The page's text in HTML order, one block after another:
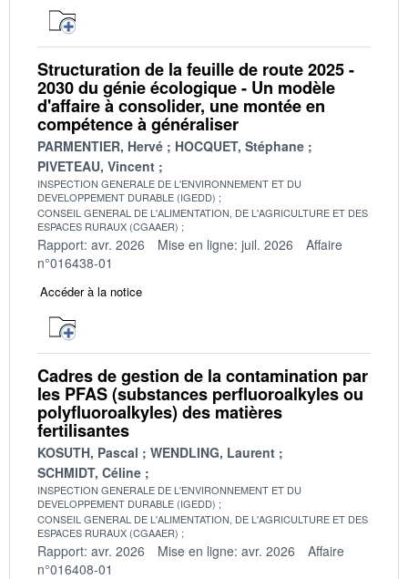
Structuration de la feuille de route 2025 -
2030 du génie écologique - Un modèle
d'affaire à consolider, une montée en
compétence à généraliser
PARMENTIER, Hervé
HOCQUET, Stéphane
PIVETEAU, Vincent
INSPECTION GENERALE DE L'ENVIRONNEMENT ET DU
DEVELOPPEMENT DURABLE (IGEDD)
CONSEIL GENERAL DE L'ALIMENTATION, DE L'AGRICULTURE ET DES
ESPACES RURAUX (CGAAER)
Rapport: avr. 2026 Mise en ligne: juil. 2026
Affaire
n°016438-01
Accéder à la notice
Cadres de gestion de la contamination par
les PFAS (substances perfluoroalkyles ou
polyfluoroalkyles) des matières
fertilisantes
KOSUTH, Pascal
WENDLING, Laurent
SCHMIDT, Céline
INSPECTION GENERALE DE L'ENVIRONNEMENT ET DU
DEVELOPPEMENT DURABLE (IGEDD)
CONSEIL GENERAL DE L'ALIMENTATION, DE L'AGRICULTURE ET DES
ESPACES RURAUX (CGAAER)
Rapport: avr. 2026 Mise en ligne: avr. 2026
Affaire
n°016408-01